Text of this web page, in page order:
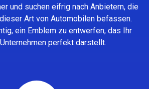
und suchen eifrig nach Anbietern, die
Art von Automobilen befassen.
ein Emblem zu entwerfen, das Ihr
perfekt darstellt.